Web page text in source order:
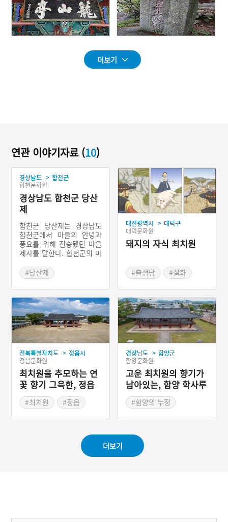
더보기
연관 이야기자료 (10)
경상남도 > 합천군
합천문화원
경상남도 합천군 당산
제
합천군 당산제는 경상남도
합천군에서 마을의 안녕과
풍요를 위해 전승됐던 마을
제사를 말한다. 합천군의 마
라는 이름을 주로 사용하고
음력 14일 저녁이나 15일
새벽에 드린다. 현재는 산업
화의 영향으로 합천군에 있
는 15개 마을신앙 중 절반
정도의 마을에서만 마을신
앙이 전승되고 있다.
#당산제
대전광역시 > 대덕구
대덕문화원
돼지의 자식 최치원
#출생담
#설화
전북특별자치도 > 정읍시
정읍문화원
최치원을 추모하는 연
꽃 향기 그윽한, 정읍
피향정
#최치원
#정읍
경상남도 > 함양군
함양문화원
고운 최치원의 향기가
남아있는, 함양 학사루
#함양의 누정
더보기